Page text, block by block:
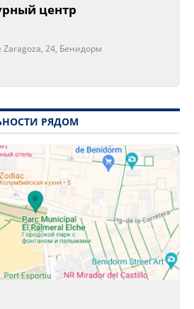
центр
Zaragoza, 24, Бенидорм
РЯДОМ